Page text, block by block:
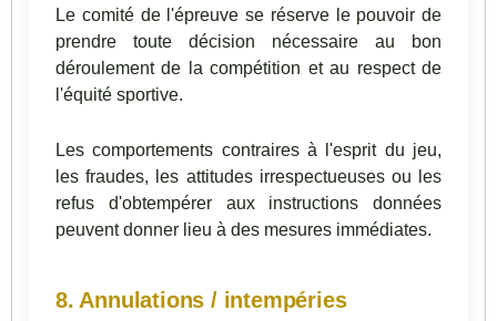
Le comité de l'épreuve se réserve le pouvoir de
prendre toute décision nécessaire au bon
déroulement de la compétition et au respect de
l'équité sportive.
Les comportements contraires à l'esprit du jeu,
les fraudes, les attitudes irrespectueuses ou les
refus d'obtempérer aux instructions données
peuvent donner lieu à des mesures immédiates.
8. Annulations / intempéries